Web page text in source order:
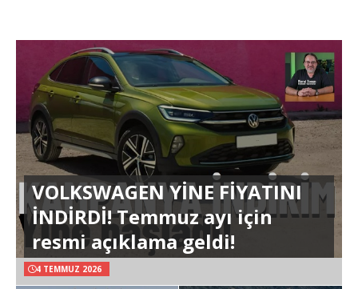
VOLKSWAGEN YİNE FİYATINI
İNDİRDİ! Temmuz ayı için
resmi açıklama geldi!
4 TEMMUZ 2026